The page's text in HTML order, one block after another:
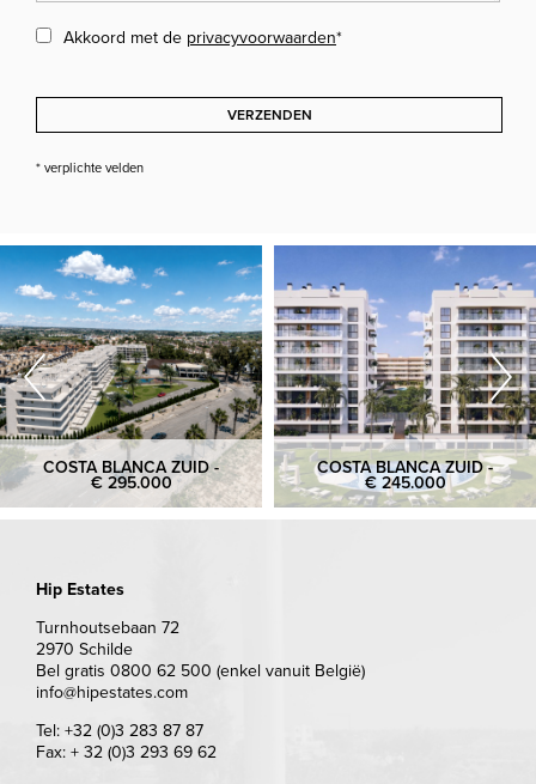
Akkoord met de privacyvoorwaarden*
VERZENDEN
* verplichte velden
COSTA BLANCA ZUID -
€ 295.000
COSTA BLANCA ZUID -
€ 245.000
Hip Estates
Turnhoutsebaan 72
2970 Schilde
Bel gratis 0800 62 500 (enkel vanuit België)
info@hipestates.com
Tel: +32 (0)3 283 87 87
Fax: + 32 (0)3 293 69 62